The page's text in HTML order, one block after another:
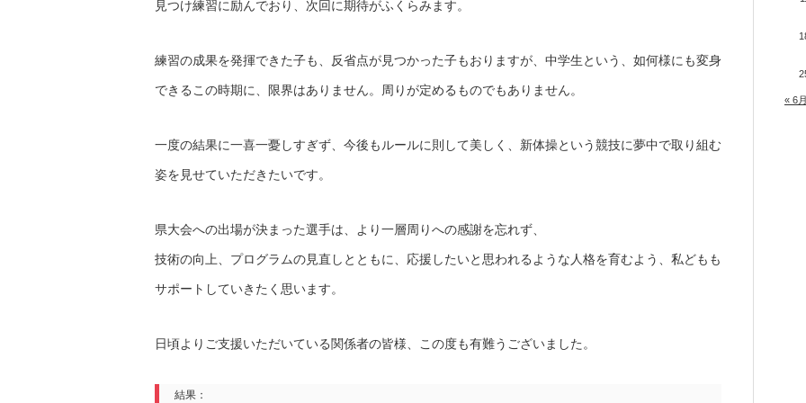
見つけ練習に励んでおり、次回に期待がふくらみます。
練習の成果を発揮できた子も、反省点が見つかった子もおりますが、中学生という、如何様にも変身
できるこの時期に、限界はありません。周りが定めるものでもありません。
一度の結果に一喜一憂しすぎず、今後もルールに則して美しく、新体操という競技に夢中で取り組む
姿を見せていただきたいです。
県大会への出場が決まった選手は、より一層周りへの感謝を忘れず、
技術の向上、プログラムの見直しとともに、応援したいと思われるような人格を育むよう、私どもも
サポートしていきたく思います。
日頃よりご支援いただいている関係者の皆様、この度も有難うございました。
結果：
« 6月